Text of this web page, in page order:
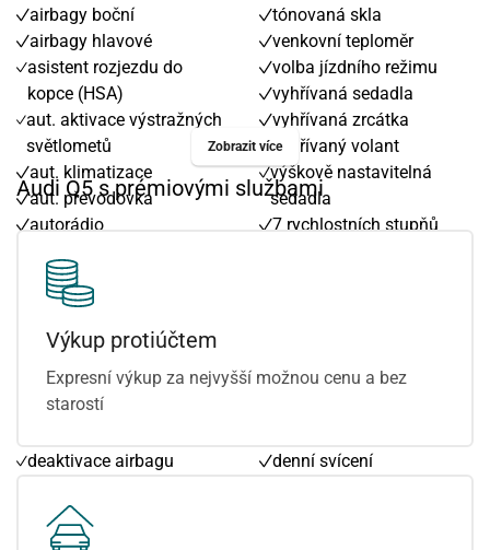
airbagy boční
airbagy hlavové
asistent rozjezdu do
kopce (HSA)
aut. aktivace výstražných
světlometů
aut. klimatizace
aut. převodovka
autorádio
bezklíčové odemykání
bezklíčové startování
bezklíčové startování a
odemykání
bluetooth
centrál dálkový
deaktivace airbagu
digitální příjem rádia
(DAB)
tónovaná skla
venkovní teploměr
volba jízdního režimu
vyhřívaná sedadla
vyhřívaná zrcátka
vyhřívaný volant
výškově nastavitelná
sedadla
7 rychlostních stupňů
asistent jízdy v jízdním
denní svícení
Zobrazit více
Audi Q5 s prémiovými službami
Výkup protiúčtem
Expresní výkup za nejvyšší možnou cenu a bez
starostí